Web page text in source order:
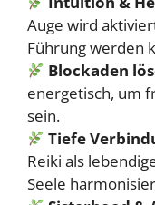
Auge wird
Führung werden
Blockaden
energetisch, um
sein.
Tiefe
Reiki als
Seele